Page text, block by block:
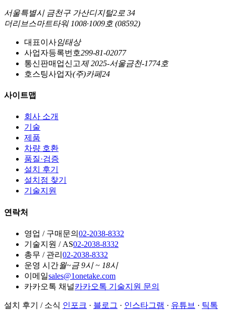
서울특별시 금천구 가산디지털2로 34
더리브스마트타워 1008·1009호 (08592)
대표이사임태상
사업자등록번호299-81-02077
통신판매업신고제 2025-서울금천-1774호
호스팅사업자(주)카페24
사이트맵
회사 소개
기술
제품
차량 호환
품질·검증
설치 후기
설치점 찾기
기술지원
연락처
영업 / 구매문의 02-2038-8332
기술지원 / AS02-2038-8332
총무 / 관리 02-2038-8332
운영 시간월~금 9시 ~ 18시
이메일sales@1onetake.com
카카오톡 채널카카오톡 기술지원 문의
설치 후기 / 소식 인포크 · 블로그 · 인스타그램 · 유튜브 · 틱톡